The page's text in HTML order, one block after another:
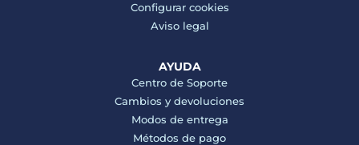
Configurar cookies
Aviso legal
AYUDA
Centro de Soporte
Cambios y devoluciones
Modos de entrega
Métodos de pago